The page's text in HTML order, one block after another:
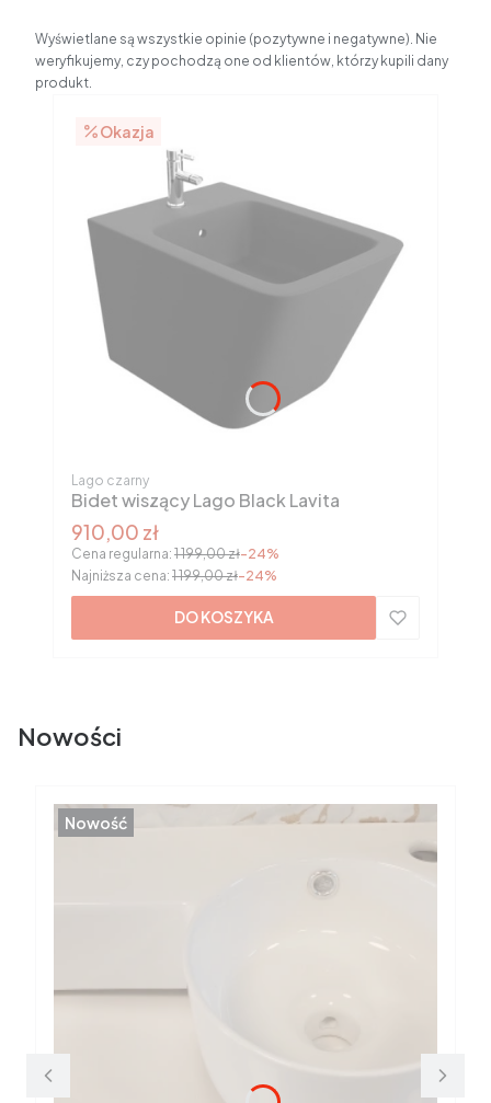
Wyświetlane są wszystkie opinie (pozytywne i negatywne). Nie
weryfikujemy, czy pochodzą one od klientów, którzy kupili dany
produkt.
Okazja
Kod produktu
Lago czarny
Bidet wiszący Lago Black Lavita
Cena promocyjna
910,00 zł
Cena regularna: 1 199,00 zł-24%
Najniższa cena: 1 199,00 zł-24%
DO KOSZYKA
Nowości
Nowość